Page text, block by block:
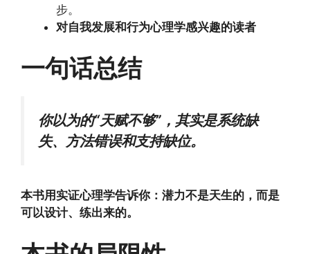
步。
对自我发展和行为心理学感兴趣的读者
一句话总结
你以为的“天赋不够”，其实是系统缺
失、方法错误和支持缺位。
本书用实证心理学告诉你：潜力不是天生的，而是
可以设计、练出来的。